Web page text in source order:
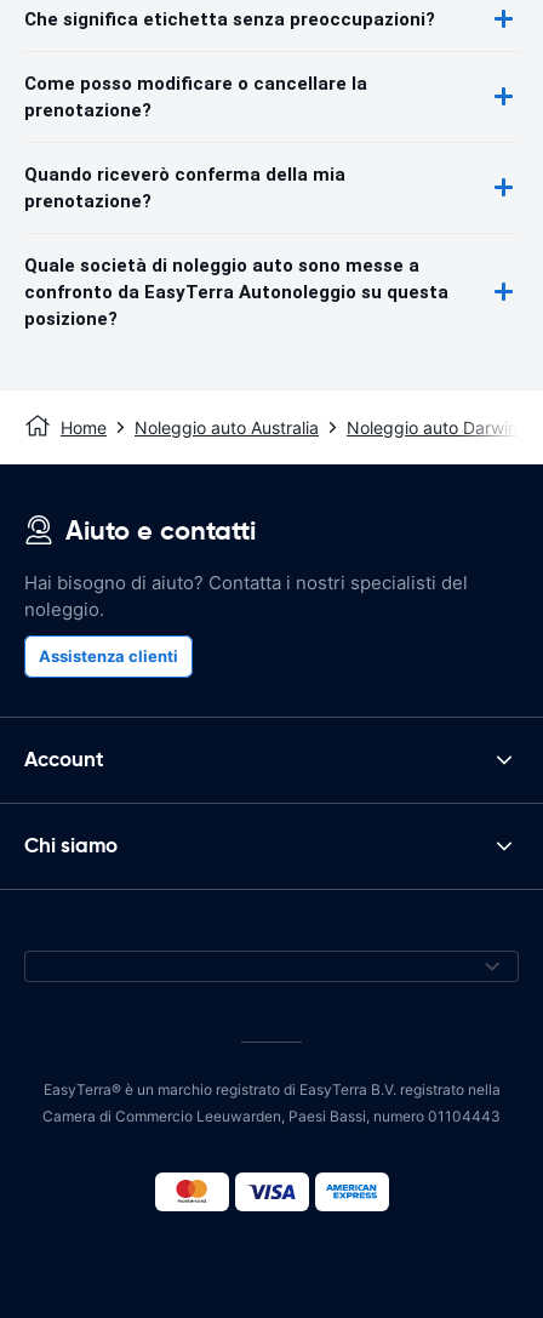
Che significa etichetta senza preoccupazioni?
Come posso modificare o cancellare la
prenotazione?
Quando riceverò conferma della mia
prenotazione?
Quale società di noleggio auto sono messe a
confronto da EasyTerra Autonoleggio su questa
posizione?
Home Noleggio auto Australia Noleggio auto Darwin
Aiuto e contatti
Hai bisogno di aiuto? Contatta i nostri specialisti del
noleggio.
Assistenza clienti
Account
Chi siamo
EasyTerra® è un marchio registrato di EasyTerra B.V. registrato nella
Camera di Commercio Leeuwarden, Paesi Bassi, numero 01104443